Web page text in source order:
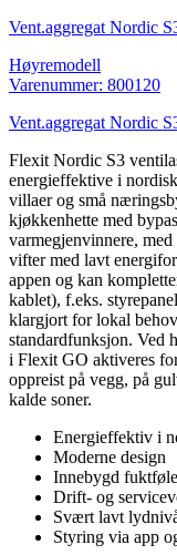
Vent.aggregat Nordic
Høyremodell
Varenummer: 800120
Vent.aggregat Nordic
Flexit Nordic S3
energieffektive i
villaer og små
kjøkkenhette med
varmegjenvinnere,
vifter med lavt
appen og kan
kablet), f.eks.
klargjort for lokal
standardfunksjon. Ved
i Flexit GO aktiveres
oppreist på vegg, på
kalde soner.
Energieffektiv i
Moderne design
Innebygd
Drift- og
Svært lavt
Styring via app